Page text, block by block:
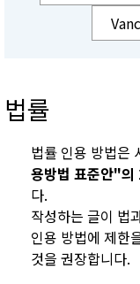
법률
법률 인용 방법은
용방법 표준안"의
다.
작성하는 글이 법
인용 방법에 제한
것을 권장합니다.